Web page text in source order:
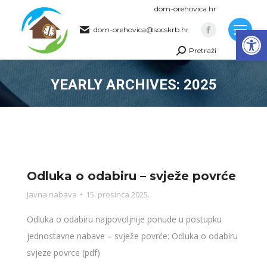
dom-orehovica.hr
dom-orehovica@socskrb.hr
Facebook
page
in
Search:Pretraži
YEARLY ARCHIVES: 2025
You are here:
Odluka o odabiru – svježe povrće
Javna nabava 15. prosinca 2025.
Odluka o odabiru najpovoljnije ponude u postupku
jednostavne nabave – svježe povrće: Odluka o odabiru
svjeze povrce (pdf)